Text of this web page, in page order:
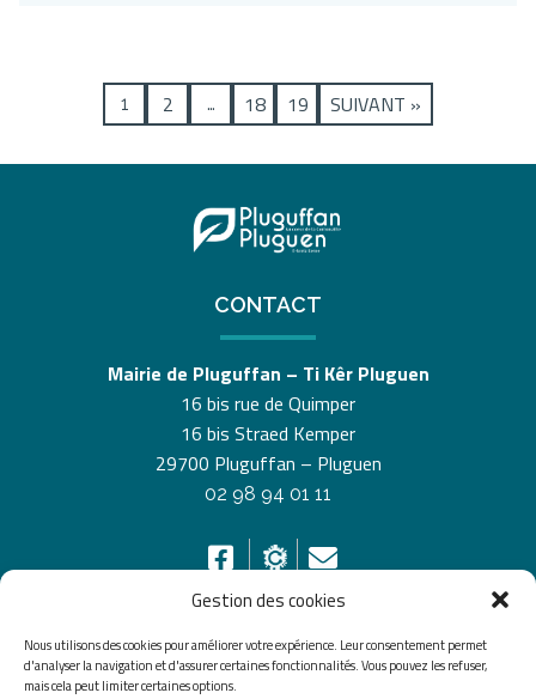
Gestion des cookies
Nous utilisons des cookies pour améliorer votre expérience. Leur consentement permet
d'analyser la navigation et d'assurer certaines fonctionnalités. Vous pouvez les refuser,
mais cela peut limiter certaines options.
1 2 … 18 19 SUIVANT »
CONTACT
Mairie de Pluguffan – Ti Kêr Pluguen
16 bis rue de Quimper
16 bis Straed Kemper
29700 Pluguffan – Pluguen
02 98 94 01 11
HORAIRES D’OUVERTURE